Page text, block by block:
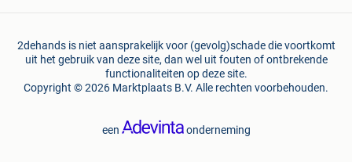
2dehands is niet aansprakelijk voor (gevolg)schade die voortkomt
uit het gebruik van deze site, dan wel uit fouten of ontbrekende
functionaliteiten op deze site.
Copyright © 2026 Marktplaats B.V. Alle rechten voorbehouden.
een onderneming